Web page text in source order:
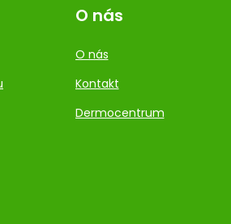
O nás
O nás
Kontakt
Dermocentrum